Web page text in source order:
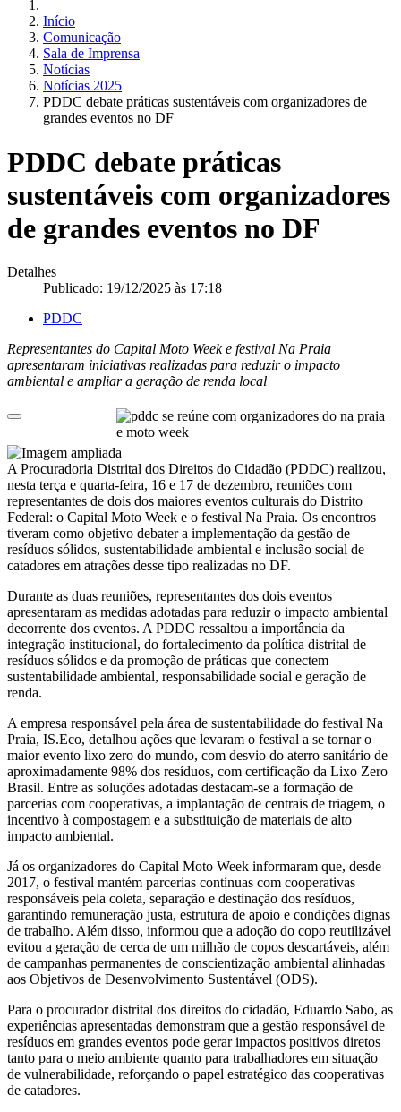
Início
Comunicação
Sala de Imprensa
Notícias
Notícias 2025
PDDC debate práticas sustentáveis com organizadores de
grandes eventos no DF
PDDC debate práticas
sustentáveis com organizadores
de grandes eventos no DF
Detalhes
Publicado: 19/12/2025 às 17:18
PDDC
Representantes do Capital Moto Week e festival Na Praia
apresentaram iniciativas realizadas para reduzir o impacto
ambiental e ampliar a geração de renda local
A Procuradoria Distrital dos Direitos do Cidadão (PDDC) realizou,
nesta terça e quarta-feira, 16 e 17 de dezembro, reuniões com
representantes de dois dos maiores eventos culturais do Distrito
Federal: o Capital Moto Week e o festival Na Praia. Os encontros
tiveram como objetivo debater a implementação da gestão de
resíduos sólidos, sustentabilidade ambiental e inclusão social de
catadores em atrações desse tipo realizadas no DF.
Durante as duas reuniões, representantes dos dois eventos
apresentaram as medidas adotadas para reduzir o impacto ambiental
decorrente dos eventos. A PDDC ressaltou a importância da
integração institucional, do fortalecimento da política distrital de
resíduos sólidos e da promoção de práticas que conectem
sustentabilidade ambiental, responsabilidade social e geração de
renda.
A empresa responsável pela área de sustentabilidade do festival Na
Praia, IS.Eco, detalhou ações que levaram o festival a se tornar o
maior evento lixo zero do mundo, com desvio do aterro sanitário de
aproximadamente 98% dos resíduos, com certificação da Lixo Zero
Brasil. Entre as soluções adotadas destacam-se a formação de
parcerias com cooperativas, a implantação de centrais de triagem, o
incentivo à compostagem e a substituição de materiais de alto
impacto ambiental.
Já os organizadores do Capital Moto Week informaram que, desde
2017, o festival mantém parcerias contínuas com cooperativas
responsáveis pela coleta, separação e destinação dos resíduos,
garantindo remuneração justa, estrutura de apoio e condições dignas
de trabalho. Além disso, informou que a adoção do copo reutilizável
evitou a geração de cerca de um milhão de copos descartáveis, além
de campanhas permanentes de conscientização ambiental alinhadas
aos Objetivos de Desenvolvimento Sustentável (ODS).
Para o procurador distrital dos direitos do cidadão, Eduardo Sabo, as
experiências apresentadas demonstram que a gestão responsável de
resíduos em grandes eventos pode gerar impactos positivos diretos
tanto para o meio ambiente quanto para trabalhadores em situação
de vulnerabilidade, reforçando o papel estratégico das cooperativas
de catadores.